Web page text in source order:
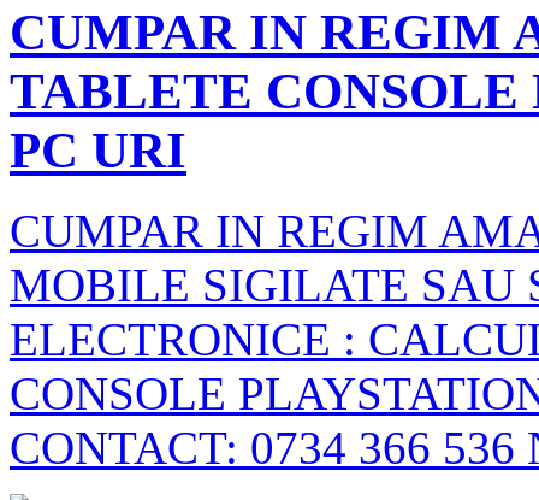
CUMPAR IN REGIM
TABLETE
PC URI
CUMPAR IN REGIM
MOBILE SIGILATE SAU
ELECTRONICE :
CONSOLE
CONTACT: 0734 366 536